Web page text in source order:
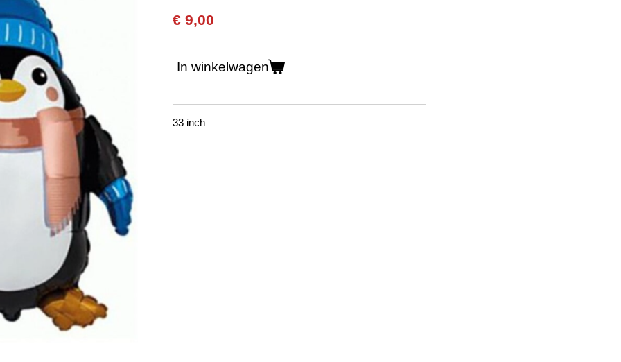
€ 9,00
In winkelwagen
33 inch